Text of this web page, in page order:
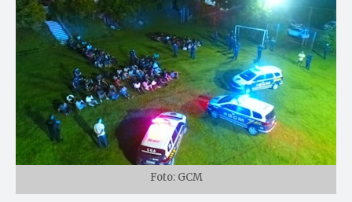
Foto: GCM